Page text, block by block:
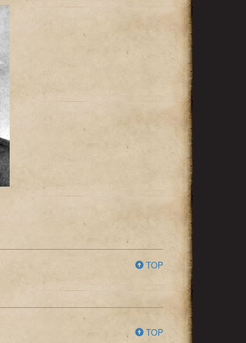
TOP
TOP